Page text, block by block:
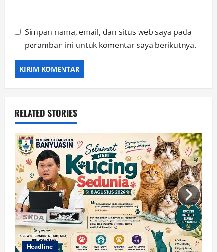
Simpan nama, email, dan situs web saya pada
peramban ini untuk komentar saya berikutnya.
RELATED STORIES
Headline